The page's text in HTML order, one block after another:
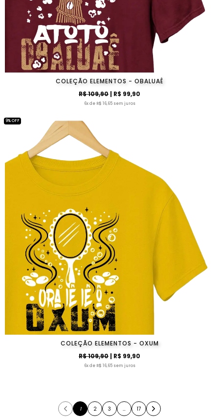
COLEÇÃO ELEMENTOS - OBALUAÊ
R$ 109,90 | R$ 99,90
6x de R$ 16,65 sem juros
COLEÇÃO ELEMENTOS - OXUM
R$ 109,90 | R$ 99,90
6x de R$ 16,65 sem juros
9% OFF
1 2 3 … 17